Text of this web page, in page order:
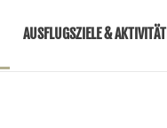
AUSFLUGSZIELE &